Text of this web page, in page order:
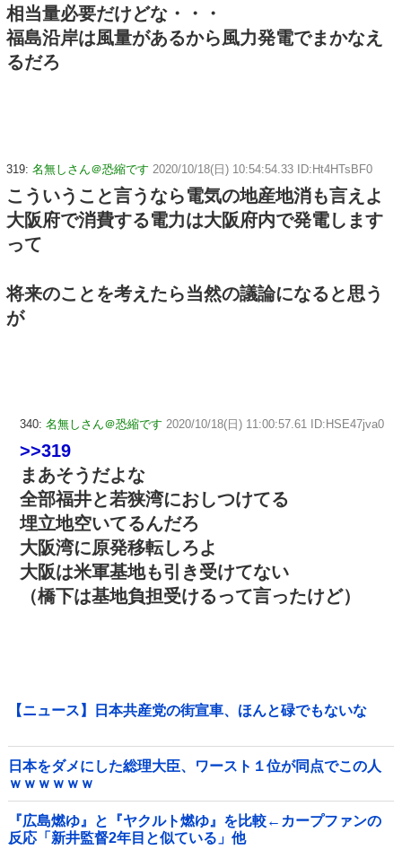
相当量必要だけどな・・・
福島沿岸は風量があるから風力発電でまかなえ
るだろ
319: 名無しさん＠恐縮です 2020/10/18(日) 10:54:54.33 ID:Ht4HTsBF0
こういうこと言うなら電気の地産地消も言えよ
大阪府で消費する電力は大阪府内で発電します
って
将来のことを考えたら当然の議論になると思う
が
340: 名無しさん＠恐縮です 2020/10/18(日) 11:00:57.61 ID:HSE47jva0
>>319
まあそうだよな
全部福井と若狭湾におしつけてる
埋立地空いてるんだろ
大阪湾に原発移転しろよ
大阪は米軍基地も引き受けてない
（橋下は基地負担受けるって言ったけど）
【ニュース】日本共産党の街宣車、ほんと碌でもないな
日本をダメにした総理大臣、ワースト１位が同点でこの人
ｗｗｗｗｗｗ
『広島燃ゆ』と『ヤクルト燃ゆ』を比較←カープファンの
反応「新井監督2年目と似ている」他